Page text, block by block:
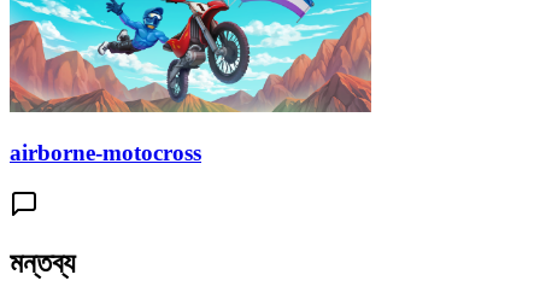
airborne-motocross
মন্তব্য